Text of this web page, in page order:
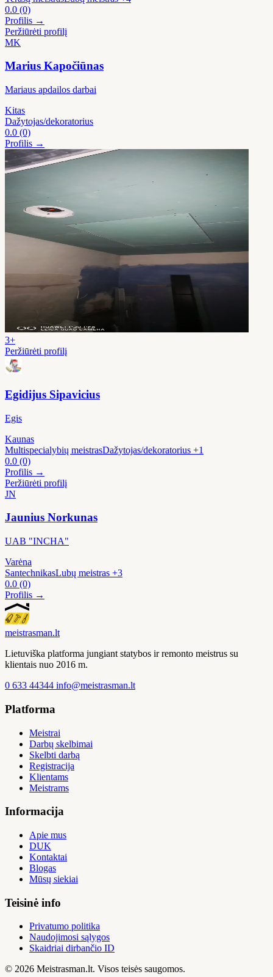
0.0 (0)
Profilis →
Peržiūrėti profilį
MK
Marius Kapočiūnas
Mariaus apdailos darbai
Kitas
Dažytojas/dekoratorius
0.0 (0)
Profilis →
3+
Peržiūrėti profilį
Egidijus Sipavicius
Egis
Kaunas
Multispecialybių meistrasDažytojas/dekoratorius +1
0.0 (0)
Profilis →
Peržiūrėti profilį
JN
Jaunius Norkunas
UAB "INCHA"
Varėna
SantechnikasLubų meistras +3
0.0 (0)
Profilis →
meistrasman.lt
Lietuviška platforma jungiant statybos ir remonto meistrus su
klientais nuo 2016 m.
0 633 44344 info@meistrasman.lt
Platforma
Meistrai
Darbų skelbimai
Skelbti darbą
Registracija
Klientams
Meistrams
Informacija
Apie mus
DUK
Kontaktai
Blogas
Mūsų siekiai
Teisinė info
Privatumo politika
Naudojimosi sąlygos
Skaidriai dirbančio ID
© 2026 Meistrasman.lt. Visos teisės saugomos.